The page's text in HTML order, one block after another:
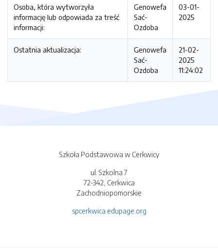
Osoba, która wytworzyła
informację lub odpowiada za treść
informacji:
Genowefa
Sać-
Ozdoba
03-01-
2025
Ostatnia aktualizacja:
Genowefa
Sać-
Ozdoba
21-02-
2025
11:24:02
Szkoła Podstawowa w Cerkwicy
ul. Szkolna 7
72-342, Cerkwica
Zachodniopomorskie
spcerkwica.edupage.org